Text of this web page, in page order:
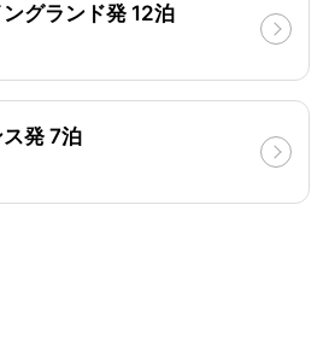
グランド発 12泊
発 7泊